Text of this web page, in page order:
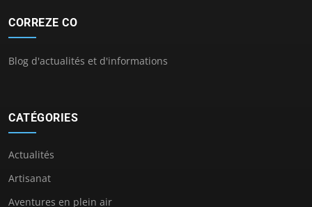
CORREZE CO
Blog d'actualités et d'informations
CATÉGORIES
Actualités
Artisanat
Aventures en plein air